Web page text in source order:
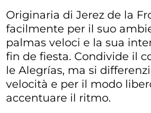
Originaria di Jerez de la
facilmente per il suo
palmas veloci e la sua
fin de fiesta. Condivide il
le Alegrías, ma si
velocità e per il modo
accentuare il ritmo.